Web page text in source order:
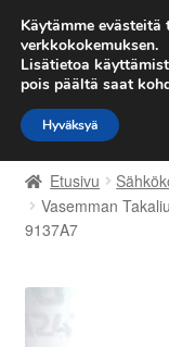
Siirry
navigointiin
Siirry
sisältöön
Etusivu
Kärry
Etusivu
Vasemman
9137A7
Käytämme
verkkokokemuksen.
Lisätietoa
pois päältä saat
Hyväksyä